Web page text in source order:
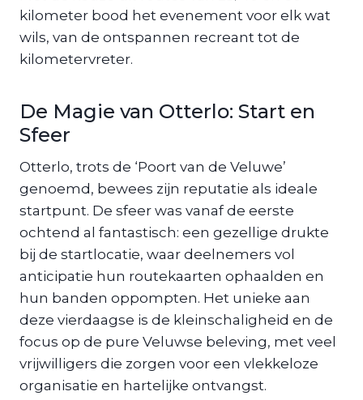
kilometer bood het evenement voor elk wat
wils, van de ontspannen recreant tot de
kilometervreter.
De Magie van Otterlo: Start en
Sfeer
Otterlo, trots de ‘Poort van de Veluwe’
genoemd, bewees zijn reputatie als ideale
startpunt. De sfeer was vanaf de eerste
ochtend al fantastisch: een gezellige drukte
bij de startlocatie, waar deelnemers vol
anticipatie hun routekaarten ophaalden en
hun banden oppompten. Het unieke aan
deze vierdaagse is de kleinschaligheid en de
focus op de pure Veluwse beleving, met veel
vrijwilligers die zorgen voor een vlekkeloze
organisatie en hartelijke ontvangst.